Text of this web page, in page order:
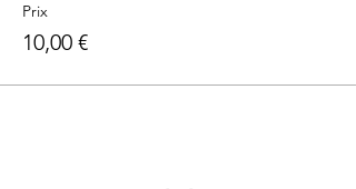
Prix
10,00 €